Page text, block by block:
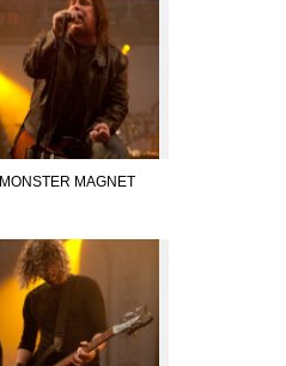
MONSTER MAGNET